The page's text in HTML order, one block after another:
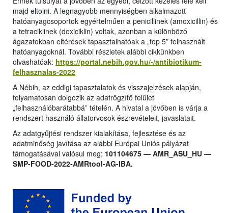
majd eltolni. A legnagyobb mennyiségben alkalmazott
hatóanyagcsoportok egyértelműen a penicillinek (amoxicillin) és
a tetraciklinek (doxiciklin) voltak, azonban a különböző
ágazatokban eltérések tapasztalhatóak a „top 5” felhasznált
hatóanyagoknál. További részletek alábbi cikkünkben
olvashatóak: https://portal.nebih.gov.hu/-/antibiotikum-
felhasznalas-2022
A Nébih, az eddigi tapasztalatok és visszajelzések alapján,
folyamatosan dolgozik az adatrögzítő felület
„felhasználóbarátabbá” tételén. A hivatal a jövőben is várja a
rendszert használó állatorvosok észrevételeit, javaslatait.
Az adatgyűjtési rendszer kialakítása, fejlesztése és az
adatminőség javítása az alábbi Európai Uniós pályázat
támogatásával valósul meg: 101104675 — AMR_ASU_HU —
SMP-FOOD-2022-AMRtool-AG-IBA.